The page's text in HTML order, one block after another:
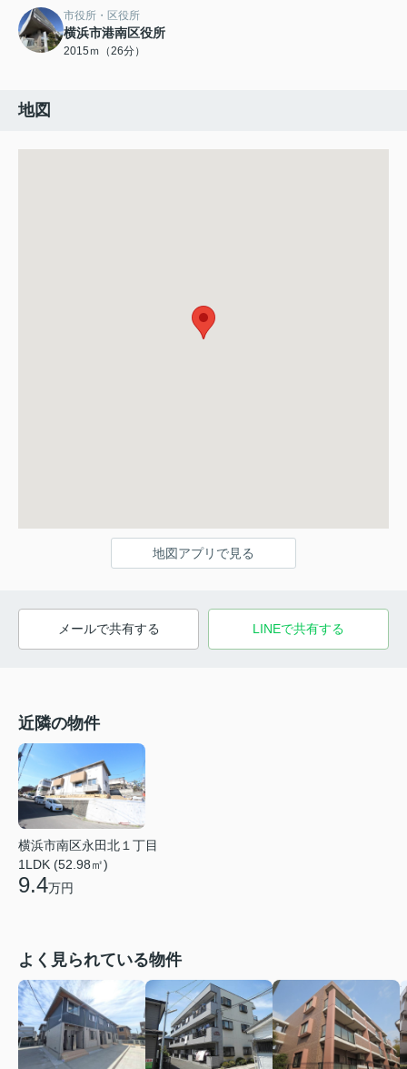
市役所・区役所
横浜市港南区役所
2015ｍ（26分）
地図
地図アプリで見る
メールで共有する LINEで共有する
近隣の物件
横浜市南区永田北１丁目
1LDK (52.98㎡)
9.4万円
よく見られている物件